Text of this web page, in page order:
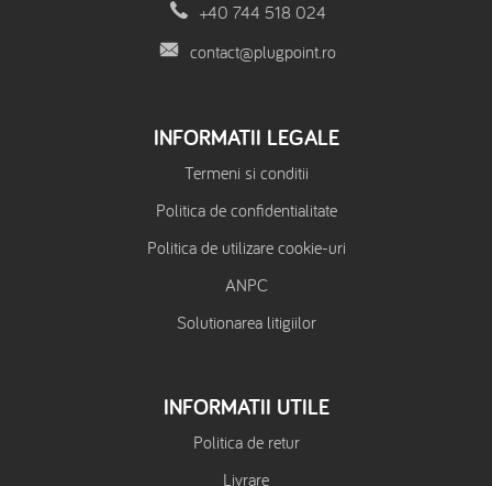
+40 744 518 024
contact@plugpoint.ro
INFORMATII LEGALE
Termeni si conditii
Politica de confidentialitate
Politica de utilizare cookie-uri
ANPC
Solutionarea litigiilor
INFORMATII UTILE
Politica de retur
Livrare